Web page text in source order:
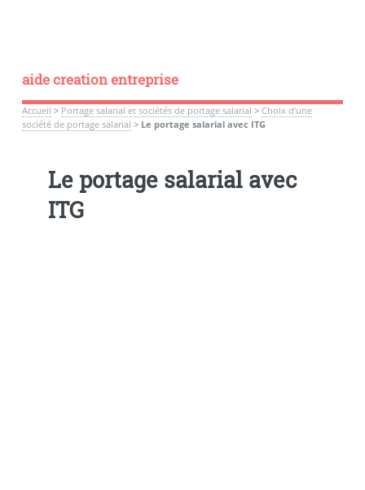
aide creation entreprise
Accueil > Portage salarial et sociétés de portage salarial > Choix d’une
société de portage salarial > Le portage salarial avec ITG
Le portage salarial avec
ITG